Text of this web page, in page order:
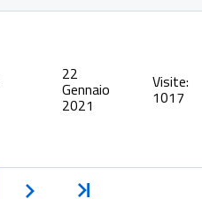
22
Gennaio
2021
Visite:
1017